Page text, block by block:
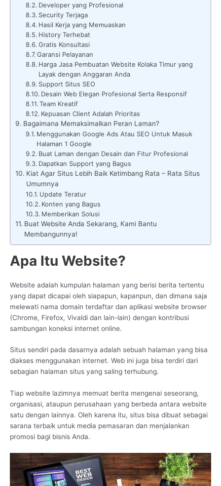
Developer yang Profesional
Security Terjaga
Hasil Kerja yang Memuaskan
History Terhebat
Gratis Konsultasi
Garansi Pelayanan
Harga Jasa Pembuatan Website Kolaka Timur yang
Layak dengan Anggaran Anda
Support Situs SEO
Desain Web Elegan Profesional Serta Responsif
Team Kreatif
Kepuasan Client Adalah Prioritas
Bagaimana Memaksimalkan Peran Laman?
Menggunakan Google Ads Atau SEO Untuk Masuk
Halaman 1 Google
Buat Laman dengan Desain dan Fitur Profesional
Dapatkan Support yang Bagus
Kiat Agar Situs Lebih Baik Ketimbang Rata – Rata Situs
Umumnya
Update Teratur
Konten yang Bagus
Memberikan Solusi
Buat Website Anda Sekarang, Kami Bantu
Membangunnya!
Apa Itu Website?
Website adalah kumpulan halaman yang berisi berita tertentu
yang dapat dicapai oleh siapapun, kapanpun, dan dimana saja
melewati nama domain terdaftar dan aplikasi website browser
(Chrome, Firefox, Vivaldi dan lain-lain) dengan kontribusi
sambungan koneksi internet online.
Situs sendiri pada dasarnya adalah sebuah halaman yang bisa
diakses menggunakan internet. Web ini juga bisa terdiri dari
sebagian halaman situs yang saling terhubung.
Tiap website lazimnya memuat berita mengenai seseorang,
organisasi, ataupun perusahaan yang berbeda antara website
satu dengan lainnya. Oleh karena itu, situs bisa dibuat sebagai
sarana terbaik untuk media pemasaran dan menjalankan
promosi bagi bisnis Anda.